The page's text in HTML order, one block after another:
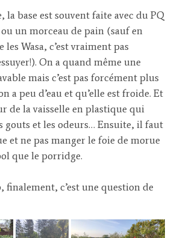
la base est souvent faite avec du PQ
un morceau de pain (sauf en
les Wasa, c’est vraiment pas
On a quand même une
mais c’est pas forcément plus
a peu d’eau et qu’elle est froide. Et
de la vaisselle en plastique qui
gouts et les odeurs… Ensuite, il faut
et ne pas manger le foie de morue
que le porridge.
finalement, c’est une question de